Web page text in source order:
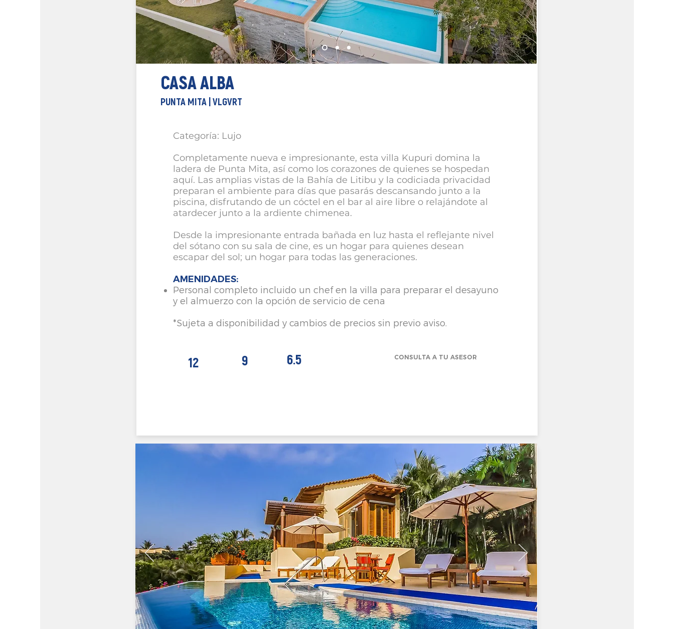
CASA ALBA
PUNTA MITA | VLGVRT
Categoría: Lujo
Completamente nueva e impresionante, esta villa Kupuri domina la
ladera de Punta Mita, así como los corazones de quienes se hospedan
aquí. Las amplias vistas de la Bahía de Litibu y la codiciada privacidad
preparan el ambiente para días que pasarás descansando junto a la
piscina, disfrutando de un cóctel en el bar al aire libre o relajándote al
atardecer junto a la ardiente chimenea.
Desde la impresionante entrada bañada en luz hasta el reflejante nivel
del sótano con su sala de cine, es un hogar para quienes desean
escapar del sol; un hogar para todas las generaciones.
AMENIDADES:
Personal completo incluido un chef en la villa para preparar el desayuno
y el almuerzo con la opción de servicio de cena
*Sujeta a disponibilidad y cambios de precios sin previo aviso.
12 9 6.5 CONSULTA A TU ASESOR